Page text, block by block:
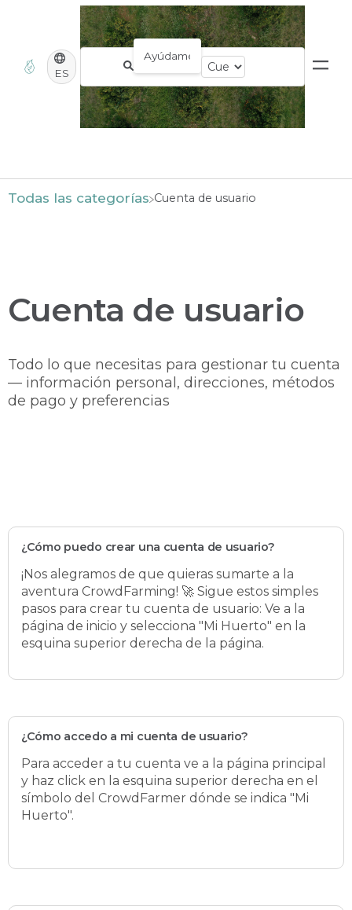
ES
Todas las categorías ​Cuenta de usuario
Cuenta de usuario
Todo lo que necesitas para gestionar tu cuenta
— información personal, direcciones, métodos
de pago y preferencias
¿Cómo puedo crear una cuenta de usuario?
¡Nos alegramos de que quieras sumarte a la
aventura CrowdFarming! 🚀 Sigue estos simples
pasos para crear tu cuenta de usuario: Ve a la
página de inicio y selecciona "Mi Huerto" en la
esquina superior derecha de la página.
¿Cómo accedo a mi cuenta de usuario?
Para acceder a tu cuenta ve a la página principal
y haz click en la esquina superior derecha en el
símbolo del CrowdFarmer dónde se indica "Mi
Huerto".